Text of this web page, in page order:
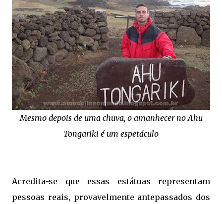
Mesmo depois de uma chuva, o amanhecer no Ahu
Tongariki é um espetáculo
Acredita-se que essas estátuas representam
pessoas reais, provavelmente antepassados dos